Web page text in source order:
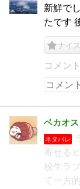
新鮮で
たです
ナイス
コメン
ベカオス
ネタバレ
寄せる
校生ラ
て一方